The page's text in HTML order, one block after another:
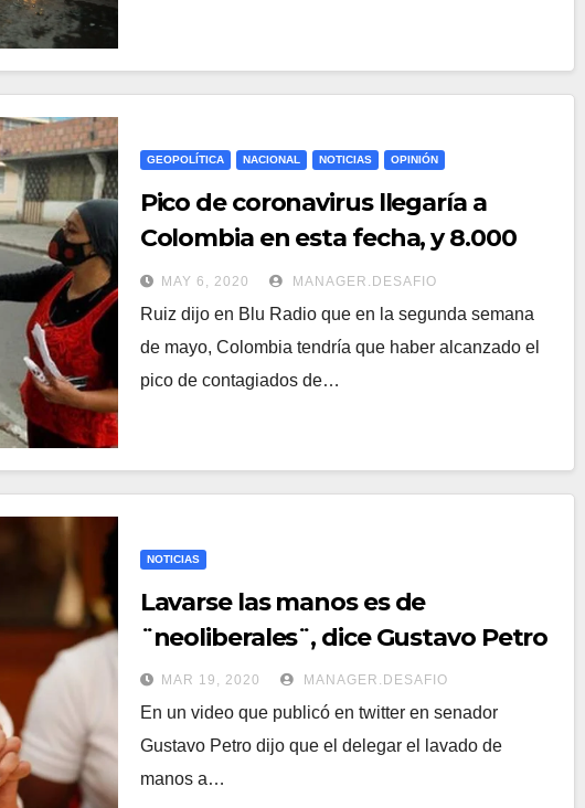
GEOPOLÍTICA NACIONAL NOTICIAS OPINIÓN
Pico de coronavirus llegaría a
Colombia en esta fecha, y 8.000
pacientes estarían en UCI
MAY 6, 2020 MANAGER.DESAFIO
Ruiz dijo en Blu Radio que en la segunda semana
de mayo, Colombia tendría que haber alcanzado el
pico de contagiados de…
NOTICIAS
Lavarse las manos es de
¨neoliberales¨, dice Gustavo Petro
MAR 19, 2020 MANAGER.DESAFIO
En un video que publicó en twitter en senador
Gustavo Petro dijo que el delegar el lavado de
manos a…